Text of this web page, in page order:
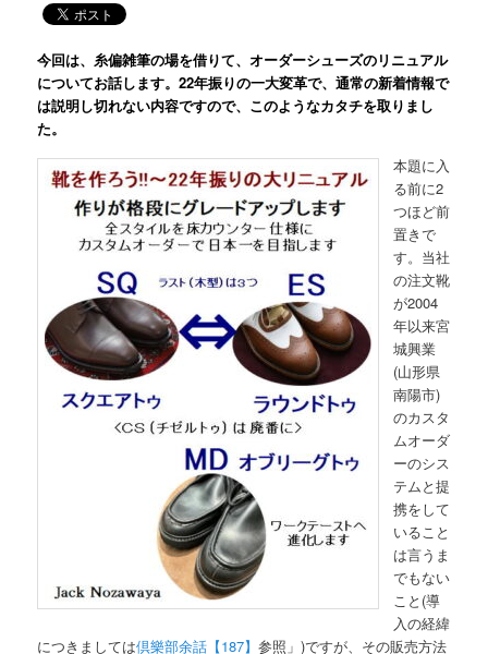
今回は、糸偏雑筆の場を借りて、オーダーシューズのリニュアル
についてお話します。22年振りの一大変革で、通常の新着情報で
は説明し切れない内容ですので、このようなカタチを取りまし
た。
本題に入
る前に2
つほど前
置きで
す。当社
の注文靴
が2004
年以来宮
城興業
(山形県
南陽市)
のカスタ
ムオーダ
ーのシス
テムと提
携をして
いること
は言うま
でもない
こと(導
入の経緯
につきましては倶樂部余話【187】参照」)ですが、その販売方法